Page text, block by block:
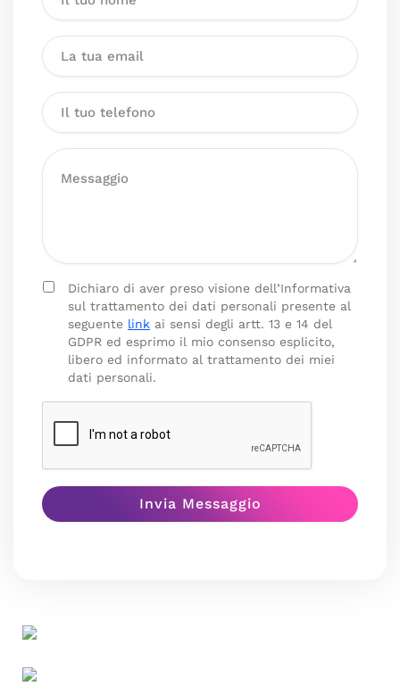
Dichiaro di aver preso visione dell’Informativa
sul trattamento dei dati personali presente al
seguente link ai sensi degli artt. 13 e 14 del
GDPR ed esprimo il mio consenso esplicito,
libero ed informato al trattamento dei miei
dati personali.